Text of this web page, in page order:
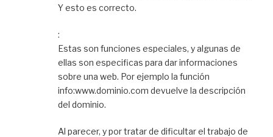
Y esto es correcto.
:
Estas son funciones especiales, y algunas de
ellas son especificas para dar informaciones
sobre una web. Por ejemplo la función
info:www.dominio.com devuelve la descripción
del dominio.
Al parecer, y por tratar de dificultar el trabajo de